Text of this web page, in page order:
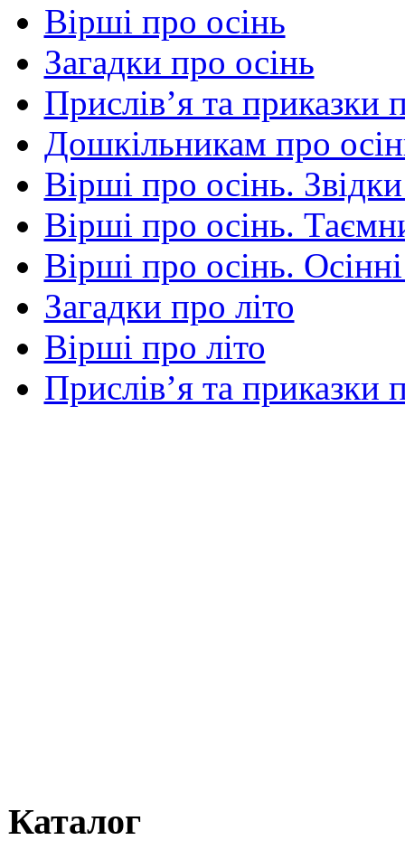
Вірші про осінь
Загадки про осінь
Прислів’я та приказки
Дошкільникам про
Вірші про осінь.
Вірші про осінь.
Вірші про осінь.
Загадки про літо
Вірші про літо
Прислів’я та приказки
Каталог